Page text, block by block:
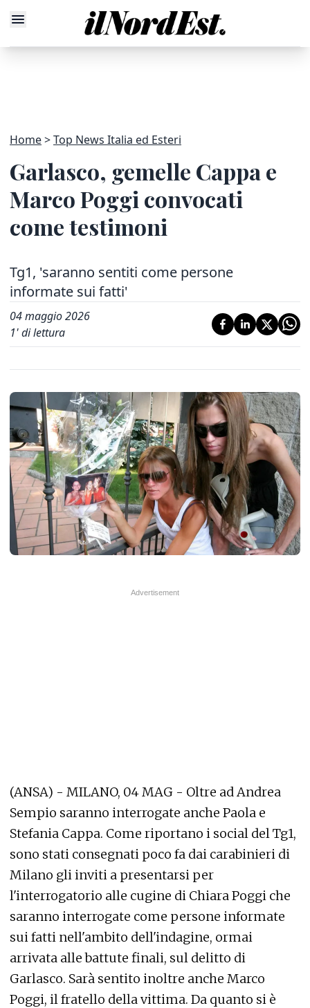
Home Top News Italia ed Esteri
Garlasco, gemelle Cappa e
Marco Poggi convocati
come testimoni
Tg1, 'saranno sentiti come persone
informate sui fatti'
04 maggio 2026
1' di lettura
(ANSA) - MILANO, 04 MAG - Oltre ad Andrea
Sempio saranno interrogate anche Paola e
Stefania Cappa. Come riportano i social del Tg1,
sono stati consegnati poco fa dai carabinieri di
Milano gli inviti a presentarsi per
l'interrogatorio alle cugine di Chiara Poggi che
saranno interrogate come persone informate
sui fatti nell'ambito dell'indagine, ormai
arrivata alle battute finali, sul delitto di
Garlasco. Sarà sentito inoltre anche Marco
Poggi, il fratello della vittima. Da quanto si è